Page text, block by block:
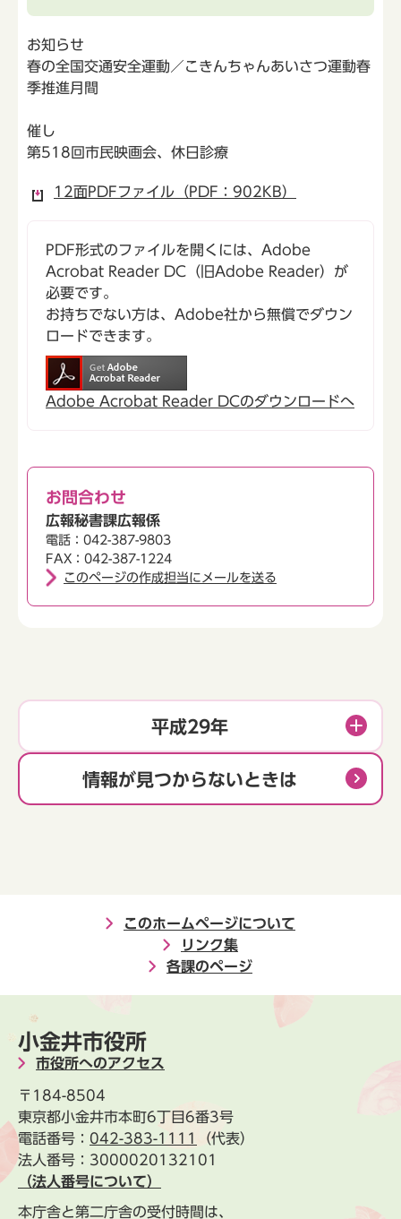
お知らせ
春の全国交通安全運動／こきんちゃんあいさつ運動春
季推進月間
催し
第518回市民映画会、休日診療
12面PDFファイル（PDF：902KB）
PDF形式のファイルを開くには、Adobe
Acrobat Reader DC（旧Adobe Reader）が
必要です。
お持ちでない方は、Adobe社から無償でダウン
ロードできます。
Adobe Acrobat Reader DCのダウンロードへ
お問合わせ
広報秘書課広報係
電話：042-387-9803
FAX：042-387-1224
このページの作成担当にメールを送る
平成29年
情報が見つからないときは
このホームページについて
リンク集
各課のページ
小金井市役所
市役所へのアクセス
〒184-8504
東京都小金井市本町6丁目6番3号
電話番号： 042-383-1111
（代表）
法人番号：3000020132101
（法人番号について）
本庁舎と第二庁舎の受付時間は、